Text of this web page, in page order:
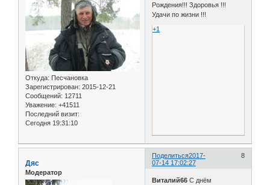
Откуда: Песчановка
Зарегистрирован: 2015-12-21
Сообщений: 12711
Уважение: +41511
Последний визит:
Сегодня 19:31:10
Рождения!!! Здоровья !!!
Удачи по жизни !!!
+1
Поделиться 8
2017-
07-14 17:02:27
Дяс
Модератор
Виталий66 С днём